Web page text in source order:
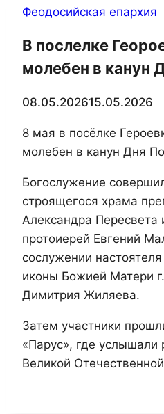
Феодосийская епархия
В послелке
молебен в канун
08.05.202615.05.2026
8 мая в посёлке
молебен в канун Дня
Богослужение
строящегося храма
Александра Пересвета
протоиерей Евгений
сослужении
иконы Божией Матери
Димитрия Жиляева.
Затем участники
«Парус», где услышали
Великой